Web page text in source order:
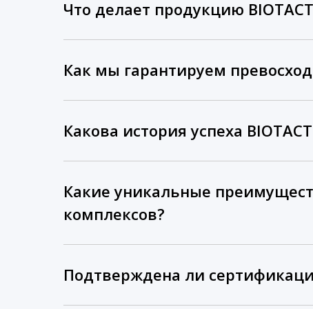
Что делает продукцию
Как мы гарантируем
Какова история успеха
Какие уникальные
комплексов?
Подтверждена ли